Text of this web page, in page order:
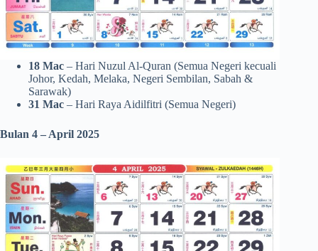
18 Mac – Hari Nuzul Al-Quran (Semua Negeri kecuali
Johor, Kedah, Melaka, Negeri Sembilan, Sabah &
Sarawak)
31 Mac – Hari Raya Aidilfitri (Semua Negeri)
Bulan 4 – April 2025